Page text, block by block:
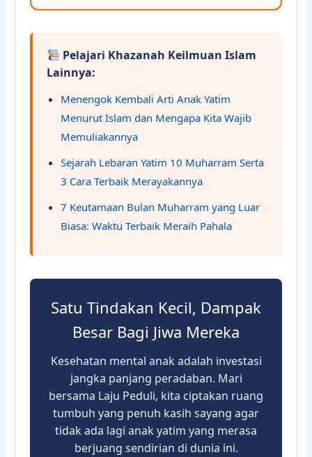
Pelajari Khazanah Keilmuan Islam
Lainnya:
Menengok Kembali Arti Anak Yatim
Menurut Islam dan Mengapa Kita Wajib
Memuliakannya
Sejarah Lebaran Yatim 10 Muharram Serta
3 Cara Terbaik Merayakannya
7 Keutamaan Bulan Muharram yang Luar
Biasa: Waktu Terbaik Meraih Pahala
Satu Tindakan Kecil, Dampak
Besar Bagi Jiwa Mereka
Kesehatan mental anak adalah investasi
jangka panjang peradaban. Mari
bersama Laju Peduli, kita ciptakan ruang
tumbuh yang penuh kasih sayang agar
tidak ada lagi anak yatim yang merasa
berjuang sendirian di dunia ini.